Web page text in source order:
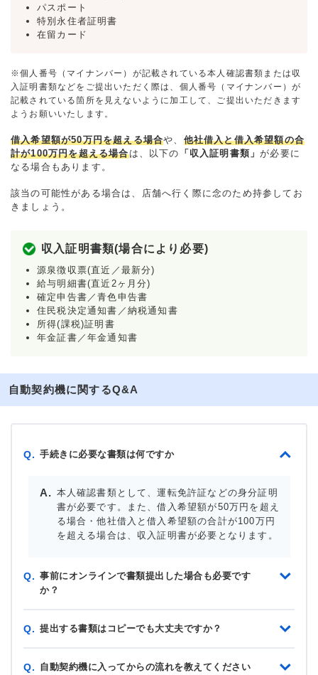
パスポート
特別永住者証明書
在留カード
※個人番号（マイナンバー）が記載されている本人確認書類または収
入証明書類などをご提出いただく際は、個人番号（マイナンバー）が
記載されている箇所を見えないように加工して、ご提出いただきます
ようお願いいたします。
借入希望額が50万円を超える場合や、 他社借入と借入希望額の合
計が100万円を超える場合は、以下の 「収入証明書類」が必要に
なる場合もあります。
該当の可能性がある場合は、店舗へ行く際に念のため持参してお
きましょう。
収入証明書類(場合により必要)
源泉徴収票(直近／最新分)
給与明細書(直近2ヶ月分)
確定申告書／青色申告書
住民税決定通知書／納税通知書
所得(課税)証明書
年金証書／年金通知書
自動契約機に関するQ&A
Q. 手続きに必要な書類は何ですか
本人確認書類として、運転免許証などの身分証明
書が必要です。また、借入希望額が50万円を超え
る場合・他社借入と借入希望額の合計が100万円
を超える場合は、収入証明書が必要となります。
Q. 事前にオンラインで書類提出した場合も必要です
か？
Q. 提出する書類はコピーでも大丈夫ですか？
Q. 自動契約機に入ってからの流れを教えてください